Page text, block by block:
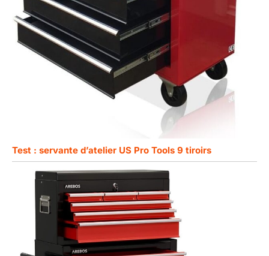
Test : servante d’atelier US Pro Tools 9 tiroirs